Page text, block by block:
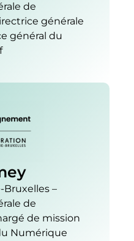
de
générale
général du
Bruxelles –
de
de mission
Numérique